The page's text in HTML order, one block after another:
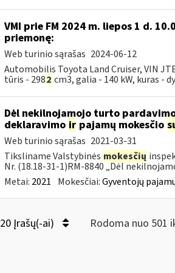
VMI prie FM 2024 m. liepos 1 d.
priemonę:
Web turinio sąrašas 2024-06-12
Automobilis Toyota Land Cruiser, VIN
tūris - 2982 cm3, galia - 140 kW, kuras -
Dėl nekilnojamojo turto
deklaravimo irpajamų mokesčio
Web turinio sąrašas 2021-03-31
Tiksliname Valstybinės mokesčių
Nr. (18.18-31-1)RM-8840 „Dėl
Metai: 2021 Mokesčiai:Gyventojų
20 Įrašų(-ai) Rodoma nuo 501